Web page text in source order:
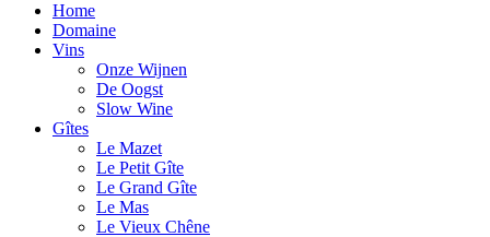
Home
Domaine
Vins
Onze Wijnen
De Oogst
Slow Wine
Gîtes
Le Mazet
Le Petit Gîte
Le Grand Gîte
Le Mas
Le Vieux Chêne